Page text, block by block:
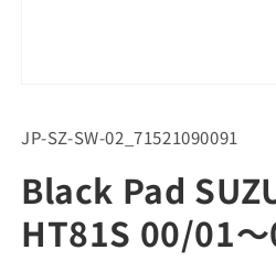
SKU:
JP-SZ-SW-02_71521090091
Black Pad
HT81S 00/01